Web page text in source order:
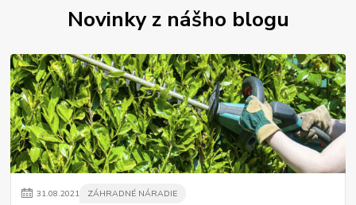
Novinky z nášho blogu
31.08.2021 ZÁHRADNÉ NÁRADIE